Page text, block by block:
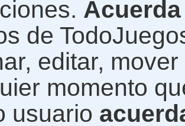
Acuerda
de
editar,
momento
usuario